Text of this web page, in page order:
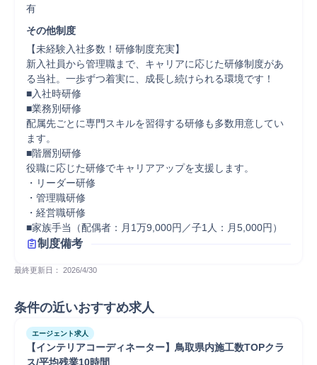
有
その他制度
【未経験入社多数！研修制度充実】
新入社員から管理職まで、キャリアに応じた研修制度があ
る当社。一歩ずつ着実に、成長し続けられる環境です！
■入社時研修
■業務別研修
配属先ごとに専門スキルを習得する研修も多数用意してい
ます。
■階層別研修
役職に応じた研修でキャリアアップを支援します。
・リーダー研修
・管理職研修
・経営職研修
■家族手当（配偶者：月1万9,000円／子1人：月5,000円）
制度備考
最終更新日： 2026/4/30
条件の近いおすすめ求人
エージェント求人
【インテリアコーディネーター】鳥取県内施工数TOPクラ
ス/平均残業10時間